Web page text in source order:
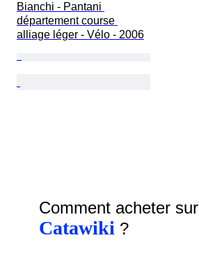
Bianchi - Pantani
département course
alliage léger - Vélo - 2006
Comment acheter sur
Catawiki ?